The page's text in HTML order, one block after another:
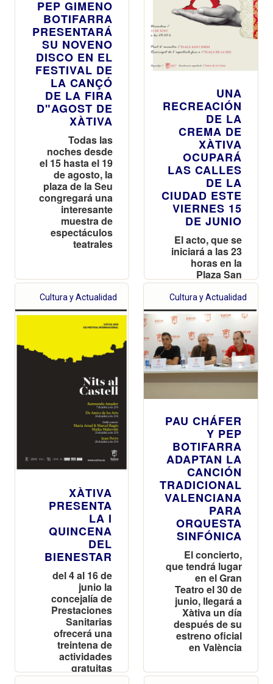
PEP GIMENO
BOTIFARRA
PRESENTARÁ
SU NOVENO
DISCO EN EL
FESTIVAL DE
LA CANÇÓ
DE LA FIRA
D"AGOST DE
XÀTIVA
Todas las
noches desde
el 15 hasta el 19
de agosto, la
plaza de la Seu
congregará una
interesante
muestra de
espectáculos
teatrales
UNA
RECREACIÓN
DE LA
CREMA DE
XÀTIVA
OCUPARÁ
LAS CALLES
DE LA
CIUDAD ESTE
VIERNES 15
DE JUNIO
El acto, que se
iniciará a las 23
horas en la
Plaza San
Jorge, recorrerá
la calle San
Agustín hasta
llegar a la Plaza
la Sede
Cultura y Actualidad
XÀTIVA
PRESENTA
LA I
QUINCENA
DEL
BIENESTAR
del 4 al 16 de
junio la
concejalía de
Prestaciones
Sanitarias
ofrecerá una
treintena de
actividades
gratuitas
relacionadas
Cultura y Actualidad
PAU CHÁFER
Y PEP
BOTIFARRA
ADAPTAN LA
CANCIÓN
TRADICIONAL
VALENCIANA
PARA
ORQUESTA
SINFÓNICA
El concierto,
que tendrá lugar
en el Gran
Teatro el 30 de
junio, llegará a
Xàtiva un día
después de su
estreno oficial
en València